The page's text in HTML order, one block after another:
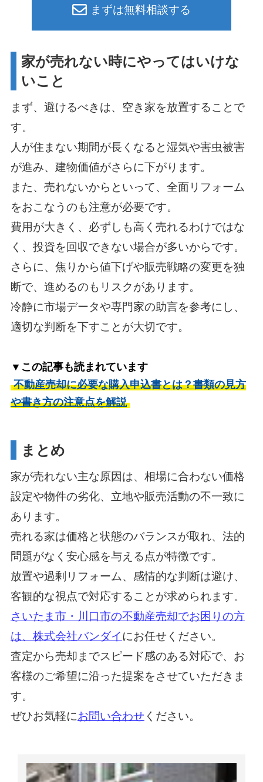
まずは無料相談する
家が売れない時にやってはいけな
いこと
まず、避けるべきは、空き家を放置することで
す。
人が住まない期間が長くなると湿気や害虫被害
が進み、建物価値がさらに下がります。
また、売れないからといって、全面リフォーム
をおこなうのも注意が必要です。
費用が大きく、必ずしも高く売れるわけではな
く、投資を回収できない場合が多いからです。
さらに、焦りから値下げや販売戦略の変更を独
断で、進めるのもリスクがあります。
冷静に市場データや専門家の助言を参考にし、
適切な判断を下すことが大切です。
▼この記事も読まれています
不動産売却に必要な購入申込書とは？書類の見方
や書き方の注意点を解説
まとめ
家が売れない主な原因は、相場に合わない価格
設定や物件の劣化、立地や販売活動の不一致に
あります。
売れる家は価格と状態のバランスが取れ、法的
問題がなく安心感を与える点が特徴です。
放置や過剰リフォーム、感情的な判断は避け、
客観的な視点で対応することが求められます。
さいたま市・川口市の不動産売却でお困りの方
は、株式会社バンダイにお任せください。
査定から売却までスピード感のある対応で、お
客様のご希望に沿った提案をさせていただきま
す。
ぜひお気軽にお問い合わせ ください。